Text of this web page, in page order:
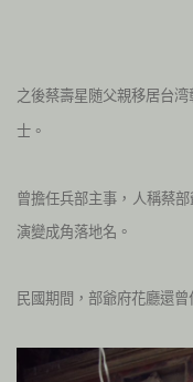
之後蔡壽星随父親移居台
士。
曾擔任兵部主事，人稱蔡
演變成角落地名。
民國期間，部爺府花廳還